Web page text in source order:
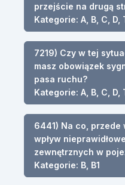
przejście na drugą
Kategorie: A, B, C, D,
7219) Czy w tej
masz obowiązek
pasa ruchu?
Kategorie: A, B, C, D,
6441) Na co, przede
wpływ
zewnętrznych w
Kategorie: B, B1